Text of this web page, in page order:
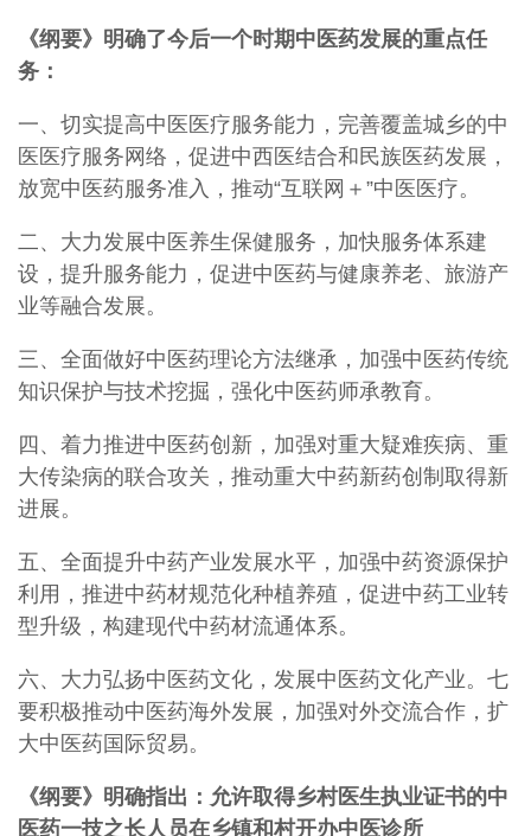
《纲要》明确了今后一个时期中医药发展的重点任
务：
一、切实提高中医医疗服务能力，完善覆盖城乡的中
医医疗服务网络，促进中西医结合和民族医药发展，
放宽中医药服务准入，推动“互联网＋”中医医疗。
二、大力发展中医养生保健服务，加快服务体系建
设，提升服务能力，促进中医药与健康养老、旅游产
业等融合发展。
三、全面做好中医药理论方法继承，加强中医药传统
知识保护与技术挖掘，强化中医药师承教育。
四、着力推进中医药创新，加强对重大疑难疾病、重
大传染病的联合攻关，推动重大中药新药创制取得新
进展。
五、全面提升中药产业发展水平，加强中药资源保护
利用，推进中药材规范化种植养殖，促进中药工业转
型升级，构建现代中药材流通体系。
六、大力弘扬中医药文化，发展中医药文化产业。七
要积极推动中医药海外发展，加强对外交流合作，扩
大中医药国际贸易。
《纲要》明确指出：允许取得乡村医生执业证书的中
医药一技之长人员在乡镇和村开办中医诊所